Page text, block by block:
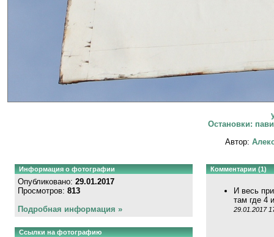
Остановки:
Автор:
Информация о фотографии
Опубликовано: 29.01.2017
Просмотров: 813
Подробная информация »
Ссылки на фотографию
Комментарии (1)
И весь
там где 4
29.01.2017